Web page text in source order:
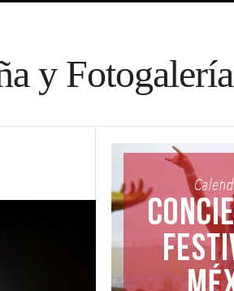
y Fotogalería